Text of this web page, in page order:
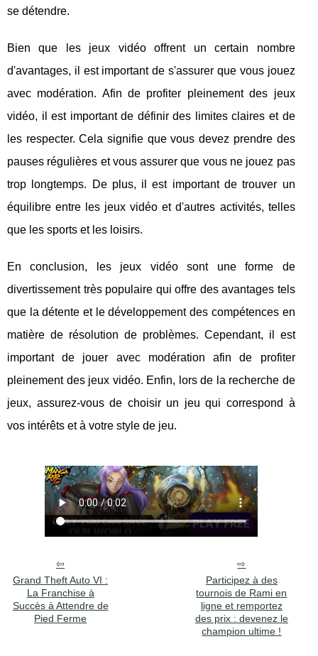
se détendre.
Bien que les jeux vidéo offrent un certain nombre
d'avantages, il est important de s'assurer que vous jouez
avec modération. Afin de profiter pleinement des jeux
vidéo, il est important de définir des limites claires et de
les respecter. Cela signifie que vous devez prendre des
pauses régulières et vous assurer que vous ne jouez pas
trop longtemps. De plus, il est important de trouver un
équilibre entre les jeux vidéo et d'autres activités, telles
que les sports et les loisirs.
En conclusion, les jeux vidéo sont une forme de
divertissement très populaire qui offre des avantages tels
que la détente et le développement des compétences en
matière de résolution de problèmes. Cependant, il est
important de jouer avec modération afin de profiter
pleinement des jeux vidéo. Enfin, lors de la recherche de
jeux, assurez-vous de choisir un jeu qui correspond à
vos intérêts et à votre style de jeu.
Grand Theft Auto VI :
La Franchise à
Succès à Attendre de
Pied Ferme
Participez à des
tournois de Rami en
ligne et remportez
des prix : devenez le
champion ultime !